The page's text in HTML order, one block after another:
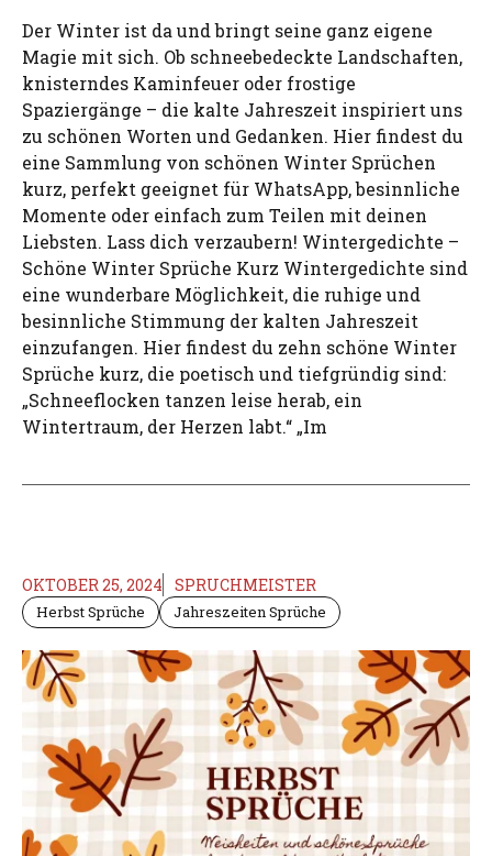
Der Winter ist da und bringt seine ganz eigene
Magie mit sich. Ob schneebedeckte Landschaften,
knisterndes Kaminfeuer oder frostige
Spaziergänge – die kalte Jahreszeit inspiriert uns
zu schönen Worten und Gedanken. Hier findest du
eine Sammlung von schönen Winter Sprüchen
kurz, perfekt geeignet für WhatsApp, besinnliche
Momente oder einfach zum Teilen mit deinen
Liebsten. Lass dich verzaubern! Wintergedichte –
Schöne Winter Sprüche Kurz Wintergedichte sind
eine wunderbare Möglichkeit, die ruhige und
besinnliche Stimmung der kalten Jahreszeit
einzufangen. Hier findest du zehn schöne Winter
Sprüche kurz, die poetisch und tiefgründig sind:
„Schneeflocken tanzen leise herab, ein
Wintertraum, der Herzen labt.“ „Im
OKTOBER 25, 2024 SPRUCHMEISTER
Herbst Sprüche Jahreszeiten Sprüche